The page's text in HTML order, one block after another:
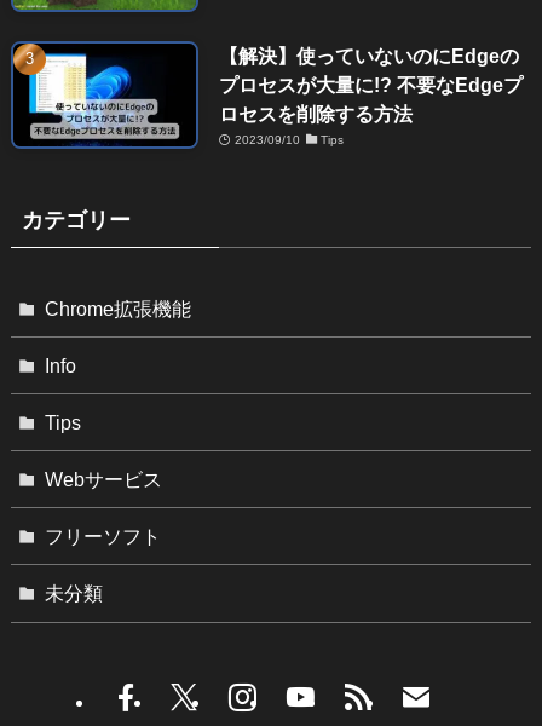
【解決】使っていないのにEdgeの
プロセスが大量に!? 不要なEdgeプ
ロセスを削除する方法
2023/09/10 Tips
カテゴリー
Chrome拡張機能
Info
Tips
Webサービス
フリーソフト
未分類